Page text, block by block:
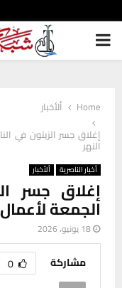
PRIMARY
Home
ألأخبار
إغلاق جسر الزيتون في
النهر
أخبار الناصرية ألأخبار
إغلاق جسر
الجمعة
18 يونيو، 2026
مشاركة 0